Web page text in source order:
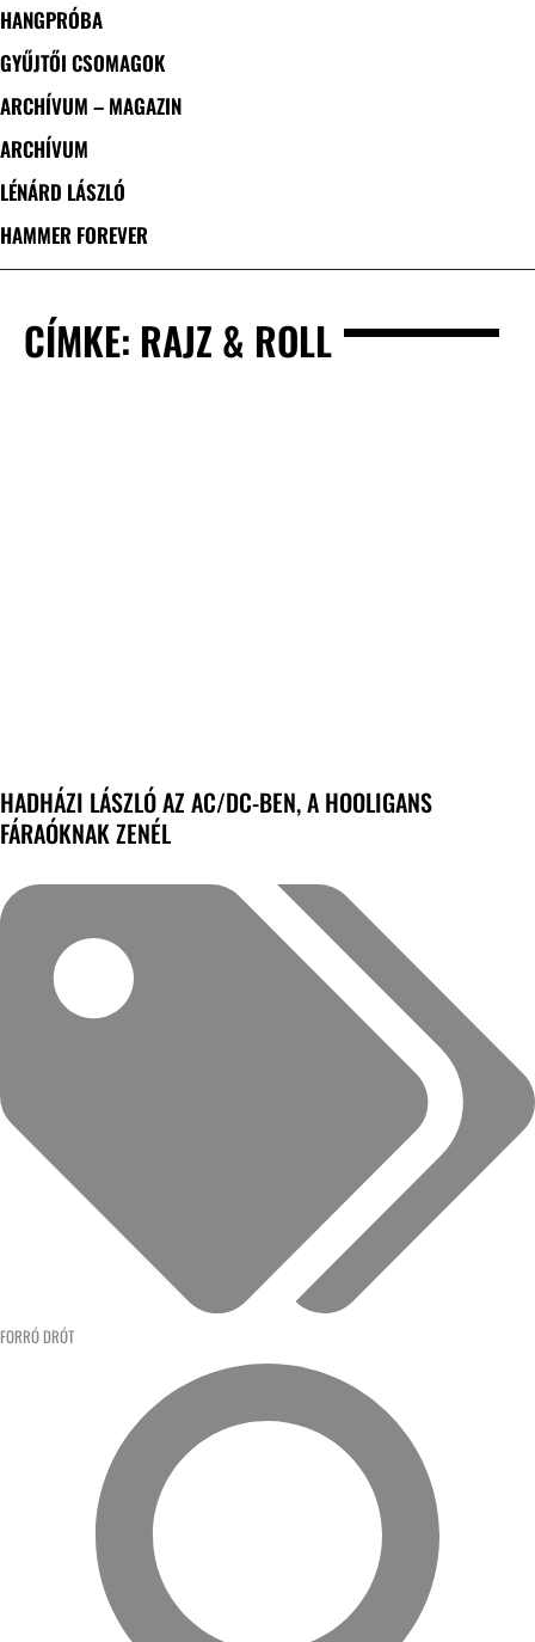
HANGPRÓBA
GYŰJTŐI CSOMAGOK
ARCHÍVUM – MAGAZIN
ARCHÍVUM
LÉNÁRD LÁSZLÓ
HAMMER FOREVER
CÍMKE: RAJZ & ROLL
HADHÁZI LÁSZLÓ AZ AC/DC-BEN, A HOOLIGANS
FÁRAÓKNAK ZENÉL
FORRÓ DRÓT